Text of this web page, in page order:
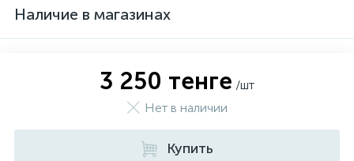
Наличие в магазинах
3 250 тенге /шт
Нет в наличии
Купить